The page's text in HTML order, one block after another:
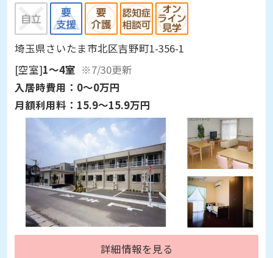
埼玉県さいたま市北区吉野町1-356-1
[空室]1～4室 ※7/30更新
入居時費用： 0～0万円
月額利用料： 15.9～15.9万円
詳細情報を見る